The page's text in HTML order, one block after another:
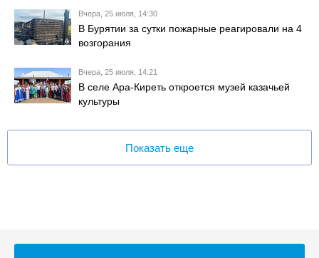
Вчера, 25 июля, 14:30
В Бурятии за сутки пожарные реагировали на 4
возгорания
Вчера, 25 июля, 14:21
В селе Ара-Киреть откроется музей казачьей
культуры
Показать еще